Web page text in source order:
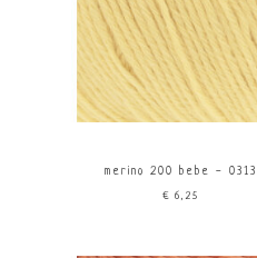
merino 200 bebe - 0313
€6,25